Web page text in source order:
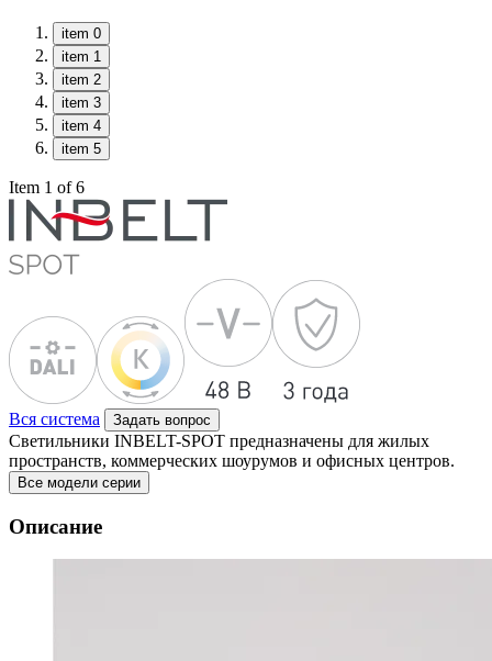
item 0
item 1
item 2
item 3
item 4
item 5
Item 1 of 6
Вся система Задать вопрос
Светильники INBELT-SPOT предназначены для жилых
пространств, коммерческих шоурумов и офисных центров.
Все модели серии
Описание